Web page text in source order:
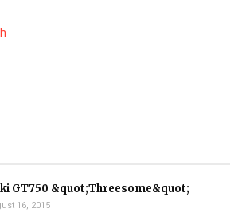
GT750 &quot;Threesome&quot;
16, 2015